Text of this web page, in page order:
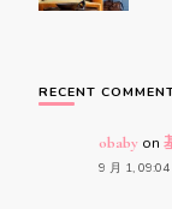
RECENT
obaby on
9 月 1, 09:04